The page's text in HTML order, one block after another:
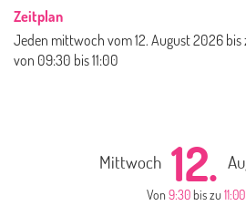
Zeitplan
Jeden mittwoch vom12. August 2026 bis
von 09:30 bis 11:00
Mittwoch 12.
Von 9:30bis zu11:00